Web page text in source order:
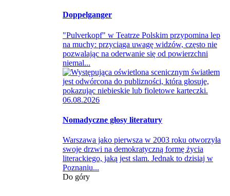
Doppelganger
"Pulverkopf" w Teatrze Polskim przypomina lep
na muchy: przyciąga uwagę widzów, często nie
pozwalając na oderwanie się od powierzchni
niemal...
06.08.2026
Nomadyczne głosy literatury
Warszawa jako pierwsza w 2003 roku otworzyła
swoje drzwi na demokratyczną formę życia
literackiego, jaką jest slam. Jednak to dzisiaj w
Poznaniu...
Do góry